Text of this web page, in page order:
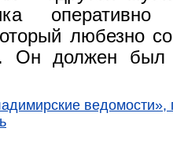
любезно
Он должен был
ведомости»,